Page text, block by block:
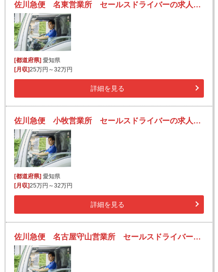
佐川急便 名東営業所 セールスドライバーの求人！安定収入と働きがい！大手の佐川急便で長期的に活躍できるチャンス♪
[都道府県] 愛知県
[月収]25万円～32万円
詳細を見る
佐川急便 小牧営業所 セールスドライバーの求人！安定収入と働きがい！大手の佐川急便で長期的に活躍できるチャンス♪
[都道府県] 愛知県
[月収]25万円～32万円
詳細を見る
佐川急便 名古屋守山営業所 セールスドライバーの求人！安定収入と働きがい！大手の佐川急便で長期的に活躍できるチャンス♪